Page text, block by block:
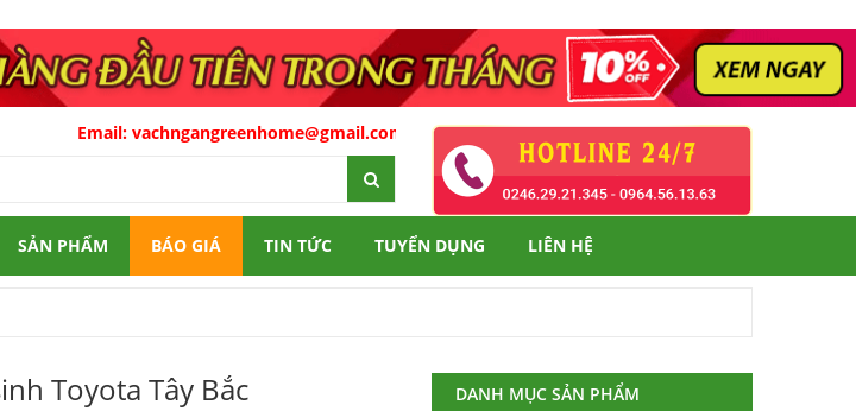
Email:vachngangreenhome@gmail.com
SẢN PHẨM BÁO GIÁ TIN TỨC TUYỂN DỤNG LIÊN HỆ
Toyota Tây Bắc DANH MỤC SẢN PHẨM